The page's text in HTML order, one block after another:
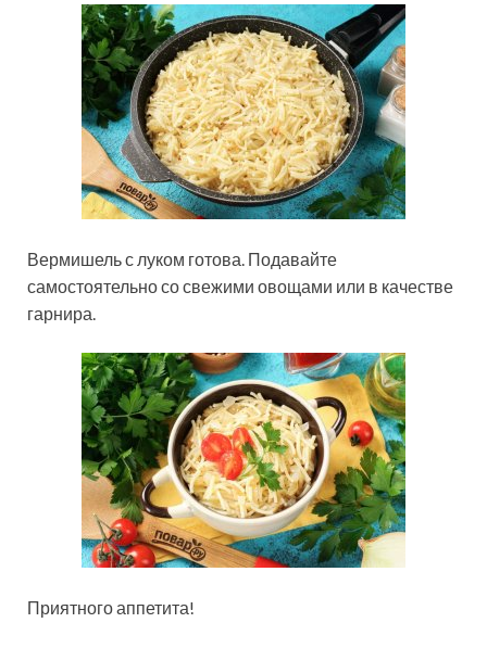
Вермишель с луком готова. Подавайте
самостоятельно со свежими овощами или в качестве
гарнира.
Приятного аппетита!